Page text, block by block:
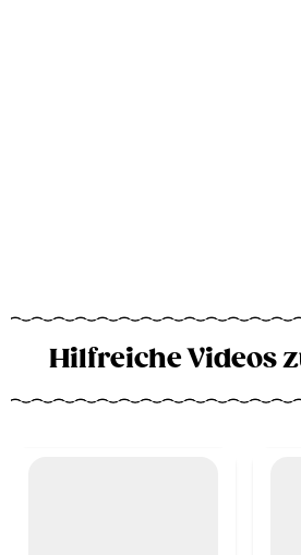
Hilfreiche Videos